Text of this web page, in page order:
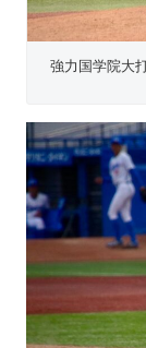
強力国学院大